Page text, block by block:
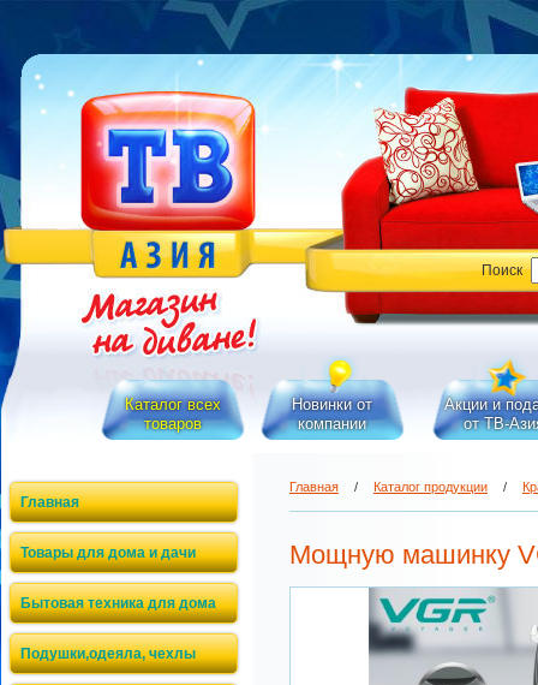
Поиск
Каталог всех
товаров
Новинки от
компании
Акции и
от ТВ-
Главная
Товары для дома и дачи
Бытовая техника для дома
Подушки,одеяла, чехлы
Главная / Каталог продукции /
Мощную машинку